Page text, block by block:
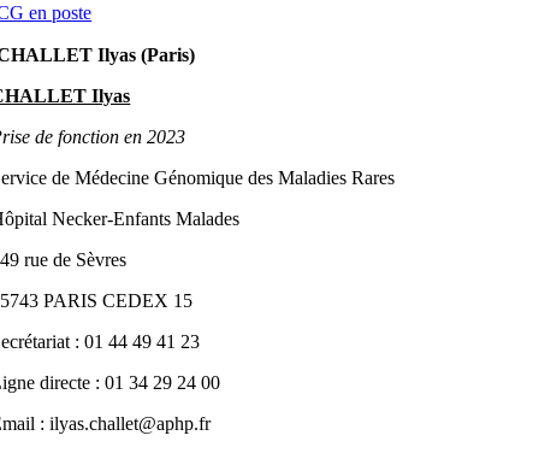
en poste
Ilyas (Paris)
Ilyas
de fonction en 2023
de Médecine Génomique des Maladies Rares
Necker-Enfants Malades
rue de Sèvres
PARIS CEDEX 15
: 01 44 49 41 23
directe : 01 34 29 24 00
: ilyas.challet@aphp.fr